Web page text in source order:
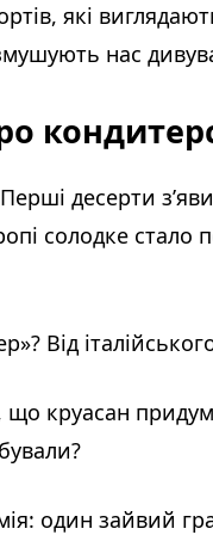
які
нас
десерти
солодке стало
Від
круасан
один зайвий